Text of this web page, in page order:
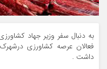
به دنبال سفر وزیر جهاد
فعالان عرصه کشاورزی
داشت .